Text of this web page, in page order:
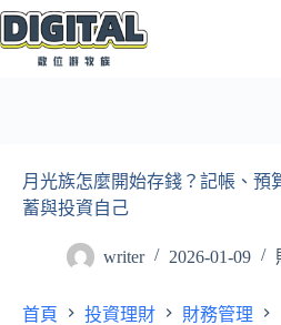
跳
至
月光族怎麼開始存錢？記帳、預
蓄與投資自己
writer 2026-01-09
首頁 投資理財
財務管理